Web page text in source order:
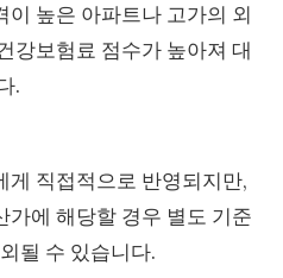
높은 아파트나 고가의 외
강보험료 점수가 높아져 대
.
직접적으로 반영되지만,
가에 해당할 경우 별도 기준
될 수 있습니다.